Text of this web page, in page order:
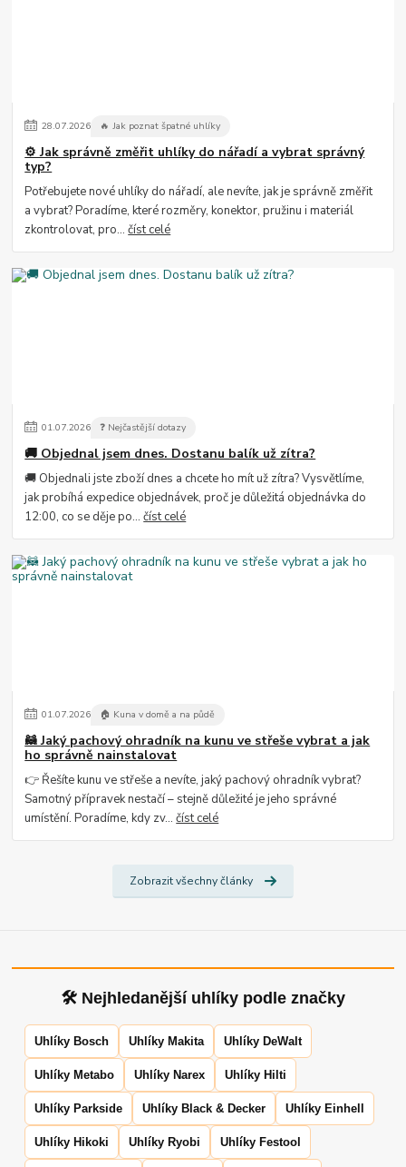
28.07.2026 🔥 Jak poznat špatné uhlíky
⚙️ Jak správně změřit uhlíky do nářadí a vybrat správný
typ?
Potřebujete nové uhlíky do nářadí, ale nevíte, jak je správně změřit
a vybrat? Poradíme, které rozměry, konektor, pružinu i materiál
zkontrolovat, pro...číst celé
01.07.2026 ❓ Nejčastější dotazy
🚚 Objednal jsem dnes. Dostanu balík už zítra?
🚚 Objednali jste zboží dnes a chcete ho mít už zítra? Vysvětlíme,
jak probíhá expedice objednávek, proč je důležitá objednávka do
12:00, co se děje po...číst celé
01.07.2026 🏠 Kuna v domě a na půdě
🦝 Jaký pachový ohradník na kunu ve střeše vybrat a jak
ho správně nainstalovat
👉 Řešíte kunu ve střeše a nevíte, jaký pachový ohradník vybrat?
Samotný přípravek nestačí – stejně důležité je jeho správné
umístění. Poradíme, kdy zv...číst celé
Zobrazit všechny články
🛠 Nejhledanější uhlíky podle značky
Uhlíky Bosch Uhlíky Makita Uhlíky DeWalt
Uhlíky Metabo Uhlíky Narex Uhlíky Hilti
Uhlíky Parkside Uhlíky Black & Decker Uhlíky Einhell
Uhlíky Hikoki Uhlíky Ryobi Uhlíky Festool